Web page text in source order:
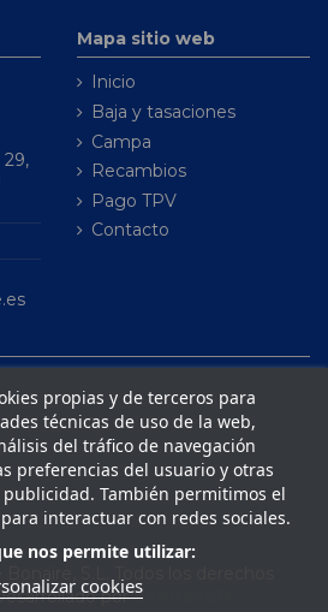
29,
Mapa sitio web
Inicio
Baja y tasaciones
Campa
Recambios
Pago TPV
Contacto
propias y de terceros para
técnicas de uso de la web,
del tráfico de navegación
preferencias del usuario y otras
También permitimos el
interactuar con redes sociales.
nos permite utilizar:
cookies
porSeintosoft